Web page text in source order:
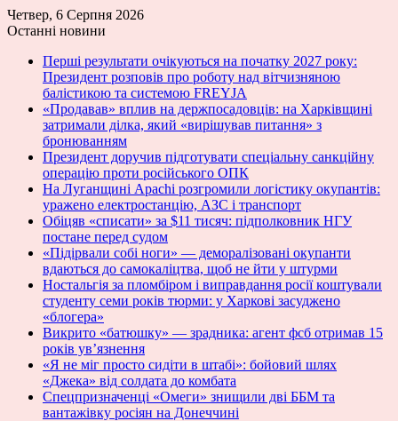
Четвер, 6 Серпня 2026
Останні новини
Перші результати очікуються на початку 2027 року:
Президент розповів про роботу над вітчизняною
балістикою та системою FREYJA
«Продавав» вплив на держпосадовців: на Харківщині
затримали ділка, який «вирішував питання» з
бронюванням
Президент доручив підготувати спеціальну санкційну
операцію проти російського ОПК
На Луганщині Apachi розгромили логістику окупантів:
уражено електростанцію, АЗС і транспорт
Обіцяв «списати» за $11 тисяч: підполковник НГУ
постане перед судом
«Підірвали собі ноги» — деморалізовані окупанти
вдаються до самокаліцтва, щоб не йти у штурми
Ностальгія за пломбіром і виправдання росії коштували
студенту семи років тюрми: у Харкові засуджено
«блогера»
Викрито «батюшку» — зрадника: агент фсб отримав 15
років ув’язнення
«Я не міг просто сидіти в штабі»: бойовий шлях
«Джека» від солдата до комбата
Спецпризначенці «Омеги» знищили дві ББМ та
вантажівку росіян на Донеччині